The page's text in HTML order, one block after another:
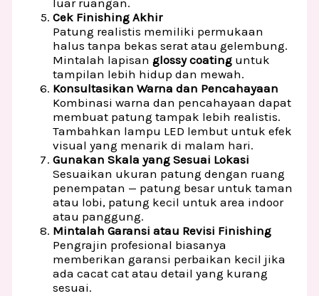
luar ruangan.
Cek Finishing Akhir
Patung realistis memiliki permukaan
halus tanpa bekas serat atau gelembung.
Mintalah lapisanglossy coating untuk
tampilan lebih hidup dan mewah.
Konsultasikan Warna dan Pencahayaan
Kombinasi warna dan pencahayaan dapat
membuat patung tampak lebih realistis.
Tambahkan lampu LED lembut untuk efek
visual yang menarik di malam hari.
Gunakan Skala yang Sesuai Lokasi
Sesuaikan ukuran patung dengan ruang
penempatan — patung besar untuk taman
atau lobi, patung kecil untuk area indoor
atau panggung.
Mintalah Garansi atau Revisi Finishing
Pengrajin profesional biasanya
memberikan garansi perbaikan kecil jika
ada cacat cat atau detail yang kurang
sesuai.